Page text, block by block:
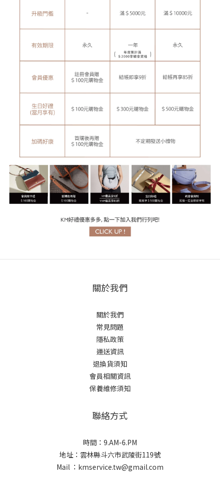
關於我們
關於我們
常見問題
隱私政策
運送資訊
退換貨須知
會員相關資訊
保養維修須知
聯絡方式
時間：9.AM-6.PM
地址：雲林縣斗六市武陵街119號
Mail ：kmservice.tw@gmail.com